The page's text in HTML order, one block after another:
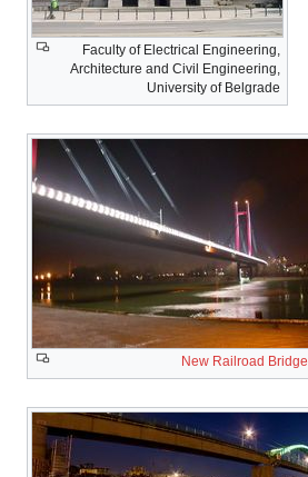
Faculty of Electrical Engineering,
Architecture and Civil Engineering,
University of Belgrade
New Railroad Bridge